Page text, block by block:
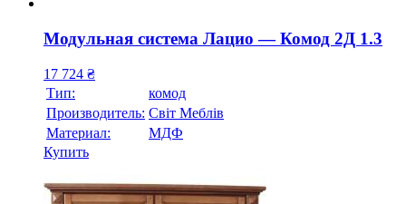
Модульная система Лацио — Комод 2Д 1.3
17 724 ₴
Тип:
комод
Производитель: Свiт Меблiв
Материал:
МДФ
Купить